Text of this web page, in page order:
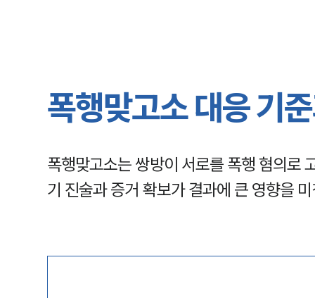
폭행맞고소 대응 기
폭행맞고소는 쌍방이 서로를 폭행 혐의로
기 진술과 증거 확보가 결과에 큰 영향을